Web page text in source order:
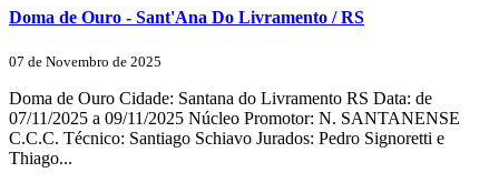
Doma de Ouro - Sant'Ana Do Livramento / RS
07 de Novembro de 2025
Doma de Ouro Cidade: Santana do Livramento RS Data: de
07/11/2025 a 09/11/2025 Núcleo Promotor: N. SANTANENSE
C.C.C. Técnico: Santiago Schiavo Jurados: Pedro Signoretti e
Thiago...